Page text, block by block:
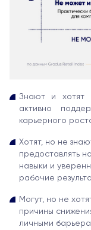
Знают и хотят
активно
карьерного
Хотят, но не
предоставлять
навыки и
рабочие
Могут, но не
причины
личными